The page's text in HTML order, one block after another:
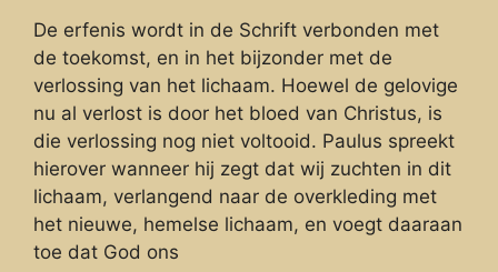
De erfenis wordt in de Schrift verbonden met
de toekomst, en in het bijzonder met de
verlossing van het lichaam. Hoewel de gelovige
nu al verlost is door het bloed van Christus, is
die verlossing nog niet voltooid. Paulus spreekt
hierover wanneer hij zegt dat wij zuchten in dit
lichaam, verlangend naar de overkleding met
het nieuwe, hemelse lichaam, en voegt daaraan
toe dat God ons